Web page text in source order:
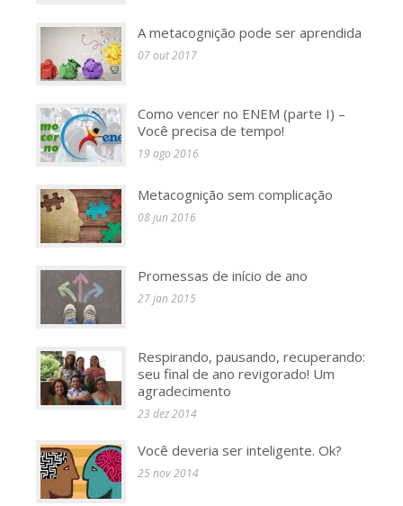
A metacognição pode ser aprendida
07 out 2017
Como vencer no ENEM (parte I) –
Você precisa de tempo!
19 ago 2016
Metacognição sem complicação
08 jun 2016
Promessas de início de ano
27 jan 2015
Respirando, pausando, recuperando:
seu final de ano revigorado! Um
agradecimento
23 dez 2014
Você deveria ser inteligente. Ok?
25 nov 2014